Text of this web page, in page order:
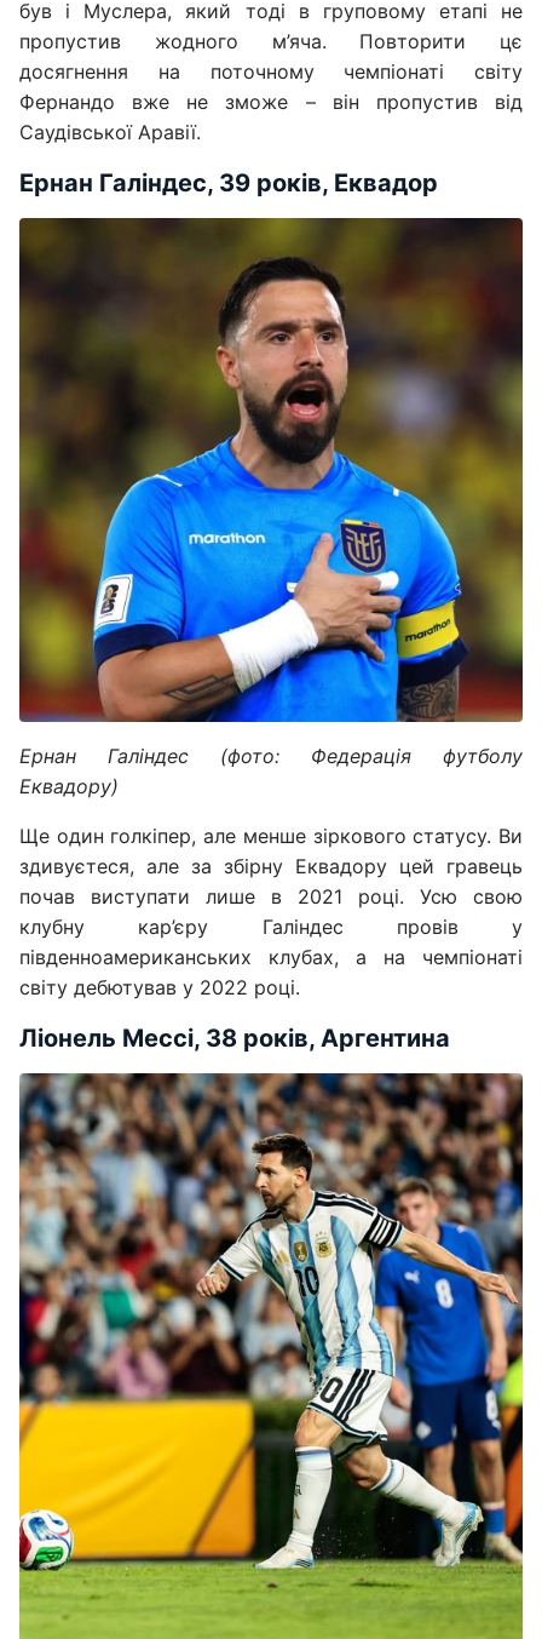
був і Муслера, який тоді в груповому етапі не
пропустив жодного м’яча. Повторити цє
досягнення на поточному чемпіонаті світу
Фернандо вже не зможе – він пропустив від
Саудівської Аравії.
Ернан Галіндес, 39 років, Еквадор
Ернан Галіндес (фото: Федерація футболу
Еквадору)
Ще один голкіпер, але менше зіркового статусу. Ви
здивуєтеся, але за збірну Еквадору цей гравець
почав виступати лише в 2021 році. Усю свою
клубну кар’єру Галіндес провів у
південноамериканських клубах, а на чемпіонаті
світу дебютував у 2022 році.
Ліонель Мессі, 38 років, Аргентина